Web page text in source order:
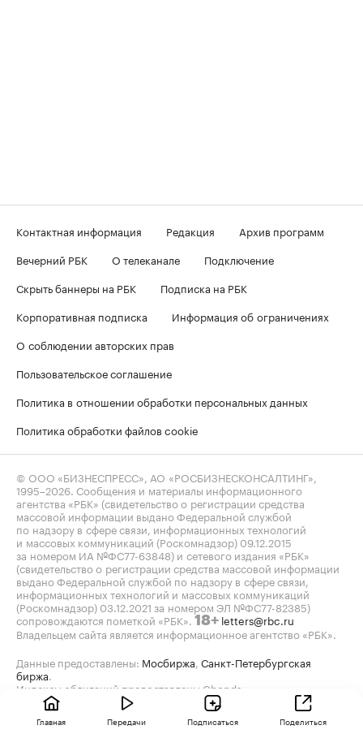
Контактная информация Редакция
Архив программ
Вечерний РБК
О телеканале
Подключение
Скрыть баннеры на РБК
Подписка на РБК
Корпоративная подписка
Информация об ограничениях
О соблюдении авторских прав
Пользовательское соглашение
Политика в отношении обработки персональных данных
Политика обработки файлов cookie
© ООО «БИЗНЕСПРЕСС», АО «РОСБИЗНЕСКОНСАЛТИНГ»,
1995–2026 . Сообщения и материалы информационного
агентства «РБК» (свидетельство о регистрации средства
массовой информации выдано Федеральной службой
по надзору в сфере связи, информационных технологий
и массовых коммуникаций (Роскомнадзор) 09.12.2015
за номером ИА №ФС77-63848) и сетевого издания «РБК»
(свидетельство о регистрации средства массовой информации
выдано Федеральной службой по надзору в сфере связи,
информационных технологий и массовых коммуникаций
(Роскомнадзор) 03.12.2021 за номером ЭЛ №ФС77-82385)
сопровождаются пометкой «РБК». 18+ letters@rbc.ru
Владельцем сайта является информационное агентство «РБК».
Данные предоставлены: Мосбиржа Санкт-Петербургская
биржа
Индексы облигаций предоставлены Cbonds.
Главная Передачи Подписаться Поделиться